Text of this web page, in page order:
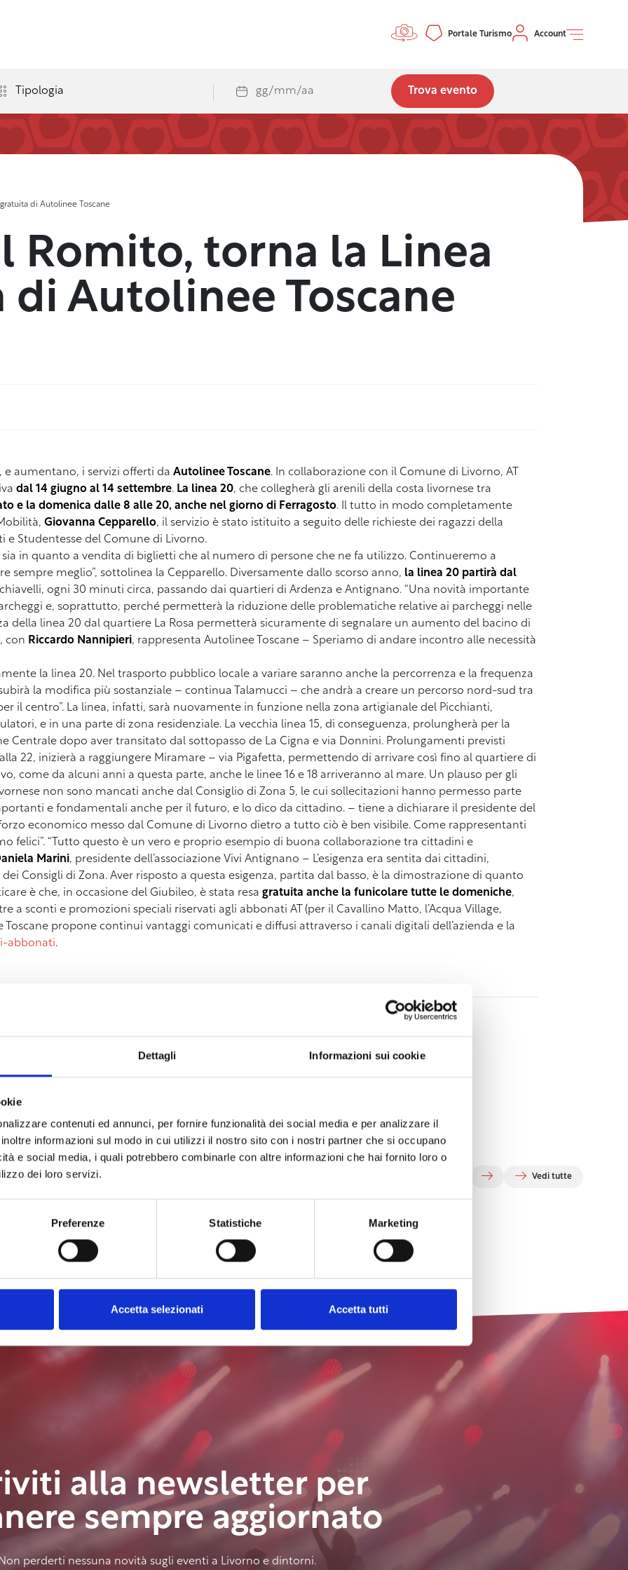
Dettagli Informazioni sui cookie
contenuti ed annunci, per fornire funzionalità dei social media e per analizzare il
informazioni sul modo in cui utilizzi il nostro sito con i nostri partner che si occupano
e social media, i quali potrebbero combinarle con altre informazioni che hai fornito loro o
dei loro servizi.
Preferenze Statistiche Marketing
Accetta selezionati Accetta tutti
Controls menu
Portale Turismo Account
Trova evento
di Autolinee Toscane
Romito, torna la Linea
Autolinee Toscane
e aumentano, i servizi offerti da Autolinee Toscane. In collaborazione con il Comune di Livorno, AT
dal 14 giugno al 14 settembre. La linea 20, che collegherà gli arenili della costa livornese tra
e la domenica dalle 8 alle 20, anche nel giorno di Ferragosto. Il tutto in modo completamente
Giovanna Cepparello, il servizio è stato istituito a seguito delle richieste dei ragazzi della
Studentesse del Comune di Livorno.
in quanto a vendita di biglietti che al numero di persone che ne fa utilizzo. Continueremo a
sempre meglio”, sottolinea la Cepparello. Diversamente dallo scorso anno, la linea 20 partirà dal
ogni 30 minuti circa, passando dai quartieri di Ardenza e Antignano. “Una novità importante
e, soprattutto, perché permetterà la riduzione delle problematiche relative ai parcheggi nelle
della linea 20 dal quartiere La Rosa permetterà sicuramente di segnalare un aumento del bacino di
con Riccardo Nannipieri, rappresenta Autolinee Toscane – Speriamo di andare incontro alle necessità
la linea 20. Nel trasporto pubblico locale a variare saranno anche la percorrenza e la frequenza
subirà la modifica più sostanziale – continua Talamucci – che andrà a creare un percorso nord-sud tra
il centro”. La linea, infatti, sarà nuovamente in funzione nella zona artigianale del Picchianti,
e in una parte di zona residenziale. La vecchia linea 15, di conseguenza, prolungherà per la
Centrale dopo aver transitato dal sottopasso de La Cigna e via Donnini. Prolungamenti previsti
22, inizierà a raggiungere Miramare – via Pigafetta, permettendo di arrivare così fino al quartiere di
come da alcuni anni a questa parte, anche le linee 16 e 18 arriveranno al mare. Un plauso per gli
non sono mancati anche dal Consiglio di Zona 5, le cui sollecitazioni hanno permesso parte
e fondamentali anche per il futuro, e lo dico da cittadino. – tiene a dichiarare il presidente del
economico messo dal Comune di Livorno dietro a tutto ciò è ben visibile. Come rappresentanti
felici”. “Tutto questo è un vero e proprio esempio di buona collaborazione tra cittadini e
Marini, presidente dell’associazione Vivi Antignano – L’esigenza era sentita dai cittadini,
Consigli di Zona. Aver risposto a questa esigenza, partita dal basso, è la dimostrazione di quanto
è che, in occasione del Giubileo, è stata resa gratuita anche la funicolare tutte le domeniche,
a sconti e promozioni speciali riservati agli abbonati AT (per il Cavallino Matto, l’Acqua Village,
Toscane propone continui vantaggi comunicati e diffusi attraverso i canali digitali dell’azienda e la
abbonati.
Vedi tutte
alla newsletter per
sempre aggiornato
Non perderti nessuna novità sugli eventi a Livorno e dintorni.